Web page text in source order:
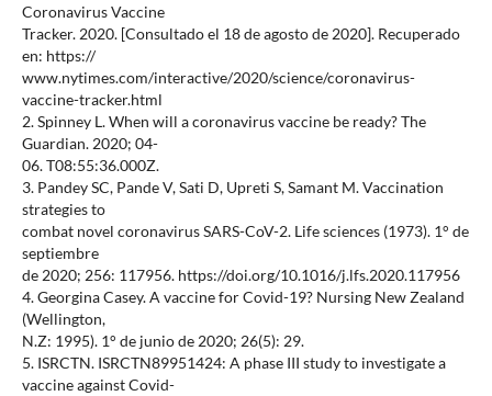
Coronavirus Vaccine
Tracker. 2020. [Consultado el 18 de agosto de 2020]. Recuperado
en: https://
www.nytimes.com/interactive/2020/science/coronavirus-
vaccine-tracker.html
2. Spinney L. When will a coronavirus vaccine be ready? The
Guardian. 2020; 04-
06. T08:55:36.000Z.
3. Pandey SC, Pande V, Sati D, Upreti S, Samant M. Vaccination
strategies to
combat novel coronavirus SARS-CoV-2. Life sciences (1973). 1° de
septiembre
de 2020; 256: 117956. https://doi.org/10.1016/j.lfs.2020.117956
4. Georgina Casey. A vaccine for Covid-19? Nursing New Zealand
(Wellington,
N.Z: 1995). 1° de junio de 2020; 26(5): 29.
5. ISRCTN. ISRCTN89951424: A phase III study to investigate a
vaccine against Covid-